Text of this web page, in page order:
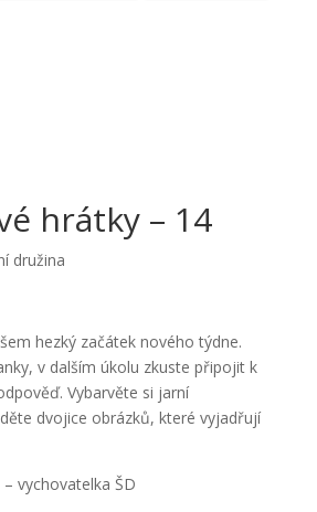
hrátky – 14
družina
hezký začátek nového týdne.
v dalším úkolu zkuste připojit k
Vybarvěte si jarní
dvojice obrázků, které vyjadřují
vychovatelka ŠD